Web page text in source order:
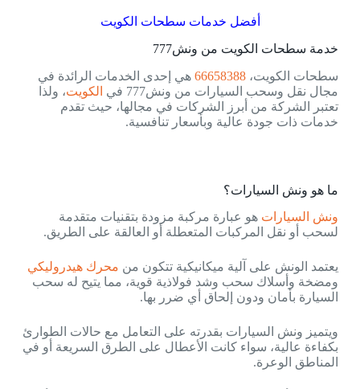
أفضل خدمات سطحات الكويت
خدمة سطحات الكويت من ونش777
سطحات الكويت، 66658388هي إحدى الخدمات الرائدة في
مجال نقل وسحب السيارات من ونش777 في
الكويت، ولذا
تعتبر الشركة من أبرز الشركات في مجالها، حيث تقدم
خدمات ذات جودة عالية وبأسعار تنافسية.
ما هو ونش السيارات؟
ونش السيارات هو عبارة مركبة مزودة بتقنيات متقدمة
لسحب أو نقل المركبات المتعطلة أو العالقة على الطريق.
يعتمد الونش على آلية ميكانيكية تتكون من محرك هيدروليكي
ومضخة وأسلاك سحب وشد فولاذية قوية، مما يتيح له سحب
السيارة بأمان ودون إلحاق أي ضرر بها.
ويتميز ونش السيارات بقدرته على التعامل مع حالات الطوارئ
بكفاءة عالية، سواء كانت الأعطال على الطرق السريعة أو في
المناطق الوعرة.